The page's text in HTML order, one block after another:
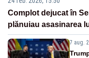
Complot dejucat în
plănuiau asasinarea
7 aug.